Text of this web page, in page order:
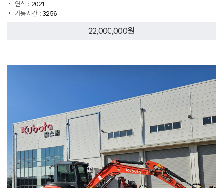
연식 : 2021
가동시간 : 3256
22,000,000원